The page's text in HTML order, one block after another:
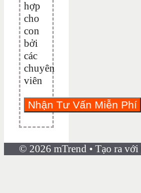
hợp
cho
con
bởi
các
chuyên
viên
© 2026 mTrend • Tạo ra với